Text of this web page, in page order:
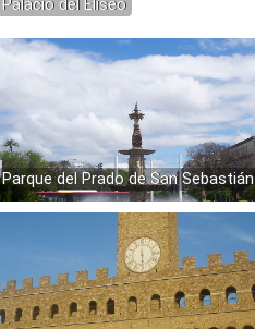
Palacio del Elíseo
Parque del Prado de San Sebastián